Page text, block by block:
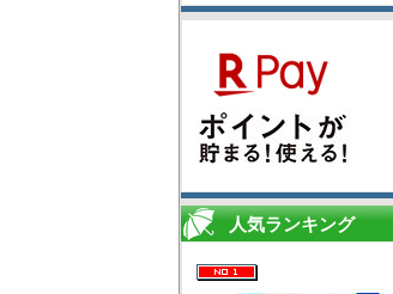
人気ランキング